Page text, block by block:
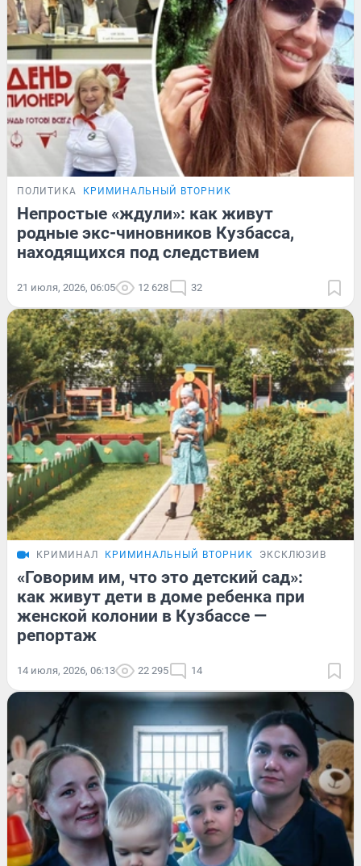
ПОЛИТИКА КРИМИНАЛЬНЫЙ ВТОРНИК
Непростые «ждули»: как живут
родные экс-чиновников Кузбасса,
находящихся под следствием
21 июля, 2026, 06:05 12 628 32
КРИМИНАЛ КРИМИНАЛЬНЫЙ ВТОРНИК ЭКСКЛЮЗИВ
«Говорим им, что это детский сад»:
как живут дети в доме ребенка при
женской колонии в Кузбассе —
репортаж
14 июля, 2026, 06:13 22 295 14